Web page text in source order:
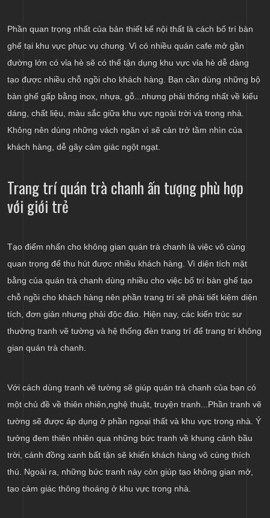
Phần quan trọng nhất của bản thiết kế nội thất là cách bố trí bàn
ghế tại khu vực phục vụ chung. Vì có nhiều quán cafe mở gần
đường lớn có vỉa hè sẽ có thể tận dụng khu vực vỉa hè dễ dàng
tạo được nhiều chỗ ngồi cho khách hàng. Bạn cần dùng những bộ
bàn ghế gấp bằng inox, nhựa, gỗ...nhưng phải thống nhất về kiểu
dáng, chất liệu, màu sắc giữa khu vực ngoài trời và trong nhà.
Không nên dùng những vách ngăn vì sẽ cản trở tầm nhìn của
khách hàng, dễ gây cảm giác ngột ngạt.
Trang trí quán trà chanh ấn tượng phù hợp
với giới trẻ
Tạo điểm nhấn cho không gian quán trà chanh là việc vô cùng
quan trọng để thu hút được nhiều khách hàng. Vì diện tích mặt
bằng của quán trà chanh dùng nhiều cho việc bố trí bàn ghế tạo
chỗ ngồi cho khách hàng nên phần trang trí sẽ phải tiết kiệm diện
tích, đơn giản nhưng phải độc đáo. Hiện nay, các kiến trúc sư
thường tranh vẽ tường và hệ thống đèn trang trí để trang trí không
gian quán trà chanh.
Với cách dùng tranh vẽ tường sẽ giúp quán trà chanh của bạn có
một chủ đề về thiên nhiên,nghệ thuật, truyện tranh...Phần tranh vẽ
tường sẽ được áp dụng ở phần ngoại thất và khu vực trong nhà. Ý
tưởng đem thiên nhiên qua những bức tranh về khung cảnh bầu
trời, cánh đồng xanh bất tận sẽ khiến khách hàng vô cùng thích
thú. Ngoài ra, những bức tranh này còn giúp tạo không gian mở,
tạo cảm giác thông thoáng ở khu vực trong nhà.